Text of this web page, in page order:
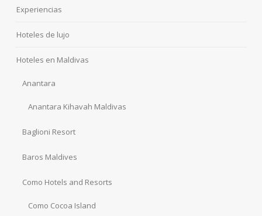
Experiencias
Hoteles de lujo
Hoteles en Maldivas
Anantara
Anantara Kihavah Maldivas
Baglioni Resort
Baros Maldives
Como Hotels and Resorts
Como Cocoa Island